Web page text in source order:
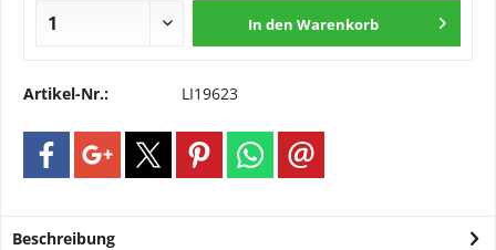
In den Warenkorb
Artikel-Nr.: LI19623
Beschreibung